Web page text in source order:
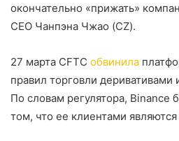
окончательно «прижать»
CEO Чанпэна Чжао (CZ).
27 марта CFTC обвинила
правил торговли деривативами
По словам регулятора, Binance
том, что ее клиентами